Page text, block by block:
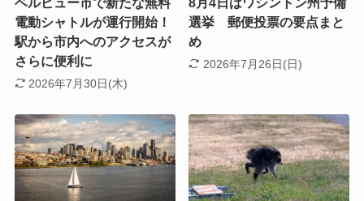
電動シャトルが運行開始！
駅から市内へのアクセスが
さらに便利に
2026年7月30日(木)
選挙 郵便投票の要点まと
め
2026年7月26日(日)